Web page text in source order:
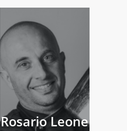
Rosario Leone